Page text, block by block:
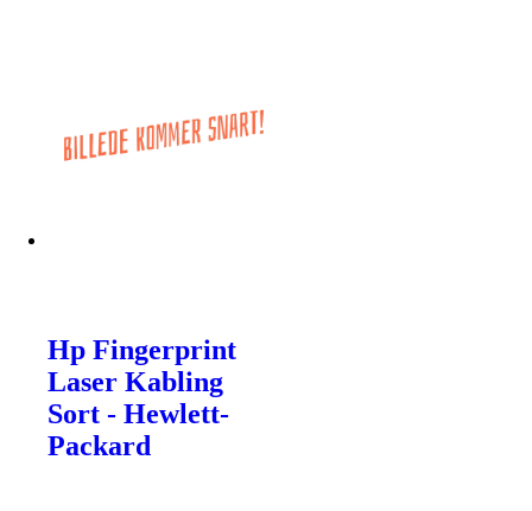
Hp Fingerprint
Laser Kabling
Sort - Hewlett-
Packard